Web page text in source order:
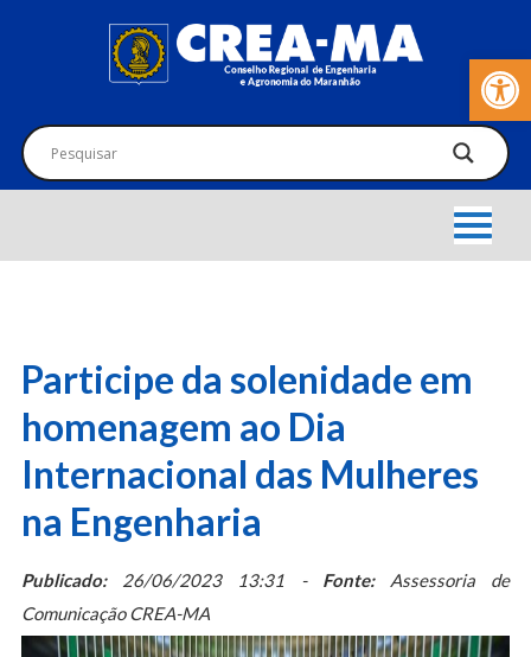
Barra de
Participe da solenidade em
homenagem ao Dia
Internacional das Mulheres
na Engenharia
Publicado:26/06/2023 13:31 - Fonte:Assessoria de
Comunicação CREA-MA